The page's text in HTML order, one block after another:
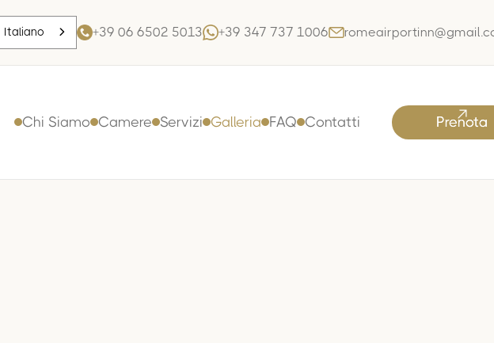
Italiano +39 06 6502 5013 +39 347 737 1006
Chi Siamo Camere Servizi Galleria FAQ Contatti Prenota
Prenota